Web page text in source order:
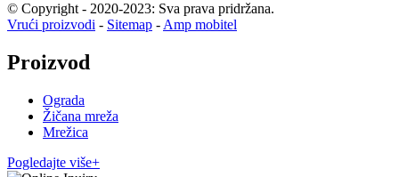
© Copyright - 2020-2023: Sva prava pridržana.
Vrući proizvodi - Sitemap -Amp mobitel
Proizvod
Ograda
Žičana mreža
Mrežica
Pogledajte više+